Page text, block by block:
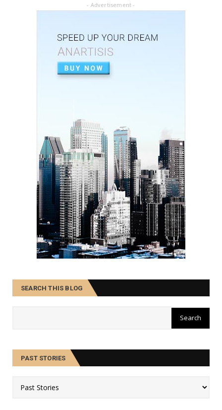
February 04, 2025
একালৰ উগ্ৰপন্থী কবলিত দূৰ্গম গাঁৱৰ পৰা ৰাষ্ট্ৰীয় পৰ্যায়লৈ ময়...
December 26, 2024
SOCIAL
- Advertisement -
SEARCH THIS BLOG
PAST STORIES